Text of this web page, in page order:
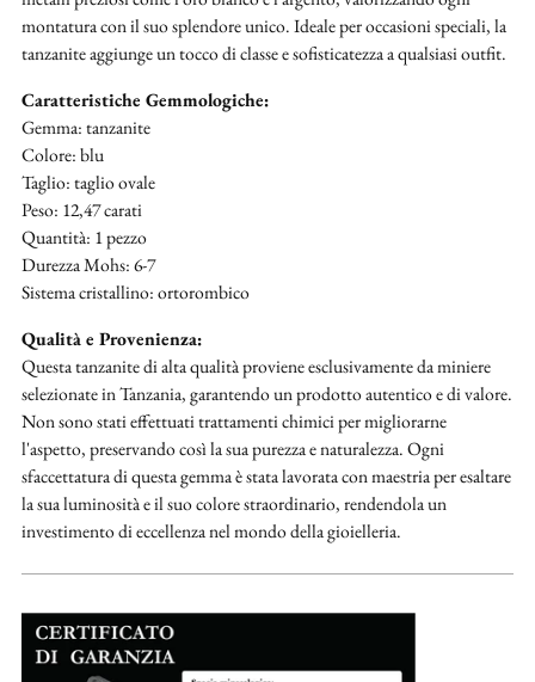
montatura con il suo splendore unico. Ideale per occasioni speciali, la
tanzanite aggiunge un tocco di classe e sofisticatezza a qualsiasi outfit.
Caratteristiche Gemmologiche:
Gemma: tanzanite
Colore: blu
Taglio: taglio ovale
Peso: 12,47 carati
Quantità: 1 pezzo
Durezza Mohs: 6-7
Sistema cristallino: ortorombico
Qualità e Provenienza:
Questa tanzanite di alta qualità proviene esclusivamente da miniere
selezionate in Tanzania, garantendo un prodotto autentico e di valore.
Non sono stati effettuati trattamenti chimici per migliorarne
l'aspetto, preservando così la sua purezza e naturalezza. Ogni
sfaccettatura di questa gemma è stata lavorata con maestria per esaltare
la sua luminosità e il suo colore straordinario, rendendola un
investimento di eccellenza nel mondo della gioielleria.